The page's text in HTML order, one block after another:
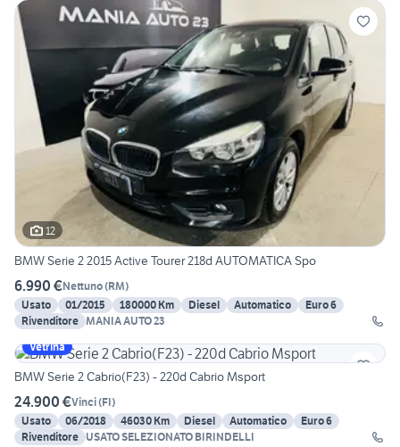
12
BMW Serie 2 2015 Active Tourer 218d AUTOMATICA Spo
6.990 €Nettuno(RM)
Usato
01/2015 180000 Km Diesel Automatico
Euro 6
Rivenditore MANIA AUTO 23
Vetrina
BMW Serie 2 Cabrio(F23) - 220d Cabrio Msport
24.900 €Vinci(FI)
Usato
06/2018 46030 Km Diesel Automatico
Euro 6
Rivenditore USATO SELEZIONATO BIRINDELLI